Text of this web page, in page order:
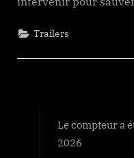
Trailers
Le compteur a
2026